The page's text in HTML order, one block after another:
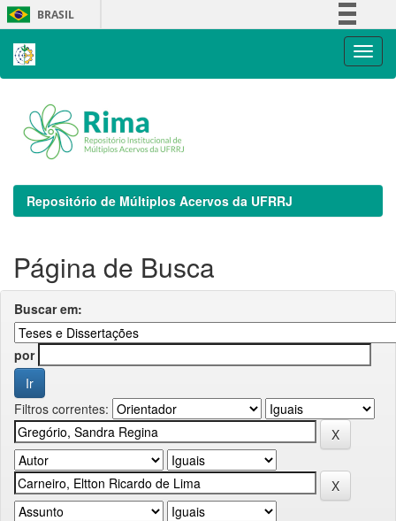
Skip
navigation
BRASIL
Repositório de Múltiplos Acervos da UFRRJ
Página de Busca
Buscar em:
por
Filtros correntes: